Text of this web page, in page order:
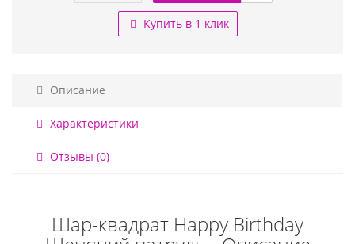
Купить в 1 клик
Описание
Характеристики
Отзывы (0)
Шар-квадрат Happy Birthday